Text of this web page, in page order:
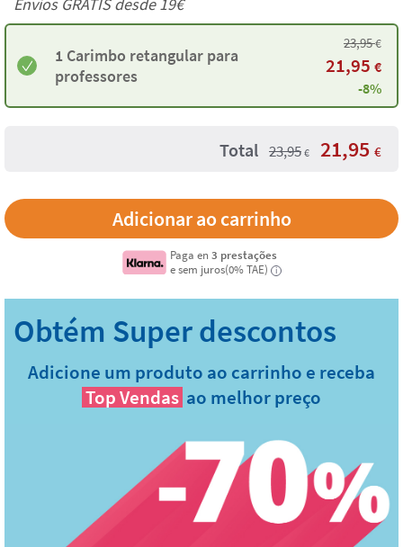
1 Carimbo retangular para
professores
23,95€
21,95 €
-8%
Total 23,95 € 21,95 €
Paga en3 prestações
e sem juros(0% TAE)
i
Adicione um produto ao carrinho e receba
Top Vendas ao melhor preço